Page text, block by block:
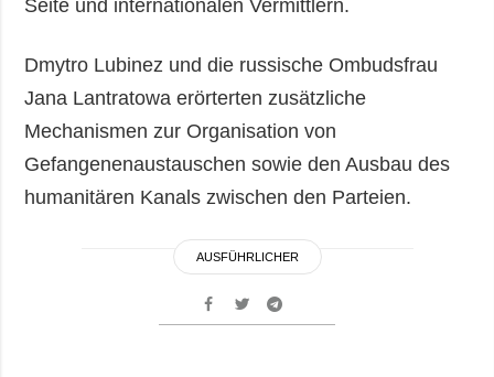
Seite und internationalen Vermittlern.
Dmytro Lubinez und die russische Ombudsfrau
Jana Lantratowa erörterten zusätzliche
Mechanismen zur Organisation von
Gefangenenaustauschen sowie den Ausbau des
humanitären Kanals zwischen den Parteien.
AUSFÜHRLICHER